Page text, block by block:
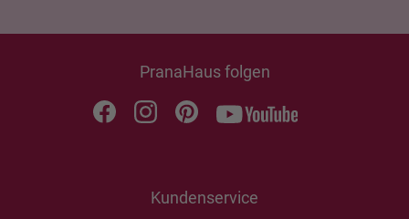
PranaHaus folgen
Kundenservice